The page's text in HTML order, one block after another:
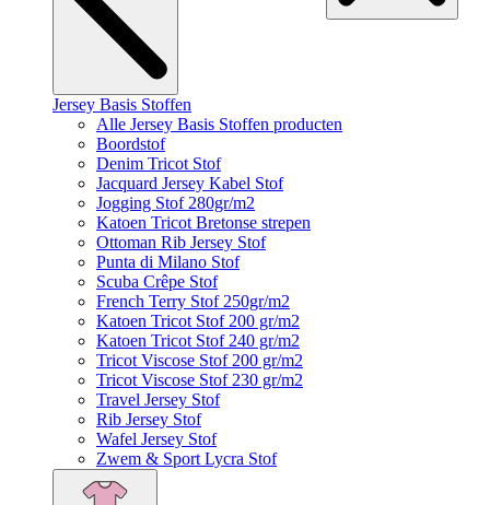
Jersey Basis Stoffen
Alle Jersey Basis Stoffen producten
Boordstof
Denim Tricot Stof
Jacquard Jersey Kabel Stof
Jogging Stof 280gr/m2
Katoen Tricot Bretonse strepen
Ottoman Rib Jersey Stof
Punta di Milano Stof
Scuba Crêpe Stof
French Terry Stof 250gr/m2
Katoen Tricot Stof 200 gr/m2
Katoen Tricot Stof 240 gr/m2
Tricot Viscose Stof 200 gr/m2
Tricot Viscose Stof 230 gr/m2
Travel Jersey Stof
Rib Jersey Stof
Wafel Jersey Stof
Zwem & Sport Lycra Stof